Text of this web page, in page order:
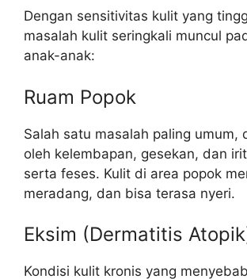
Dengan sensitivitas kulit yang
masalah kulit seringkali muncul
anak-anak:
Ruam Popok
Salah satu masalah paling umum,
oleh kelembapan, gesekan, dan
serta feses. Kulit di area popok
meradang, dan bisa terasa nyeri.
Eksim (Dermatitis
Kondisi kulit kronis yang